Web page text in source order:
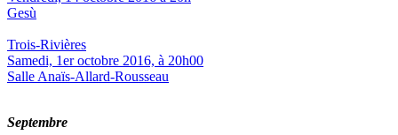
Gesù
Trois-Rivières
Samedi, 1er octobre 2016, à 20h00
Salle Anaïs-Allard-Rousseau
Septembre